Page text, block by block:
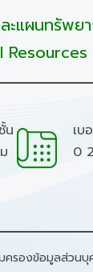
ะแผนทรัพย
น
เบ
0
ครองข้อมูลส่วนบุ